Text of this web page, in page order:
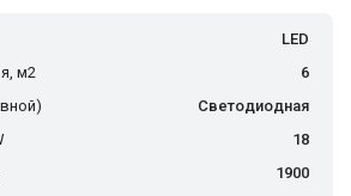
LED
м2
6
Светодиодная
18
1900